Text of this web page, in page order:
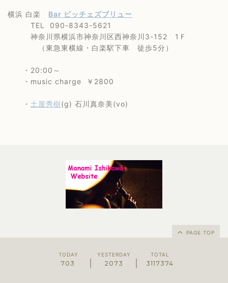
横浜 白楽 Bar ビッチェズブリュー
TEL 090-8343-5621
神奈川県横浜市神奈川区西神奈川3-152 1Ｆ
（東急東横線・白楽駅下車 徒歩5分）
・20:00～
・music charge ￥2800
・ 土屋秀樹(g) 石川真奈美(vo)
PAGE TOP
TODAY
703
YESTERDAY
2073
TOTAL
3117374